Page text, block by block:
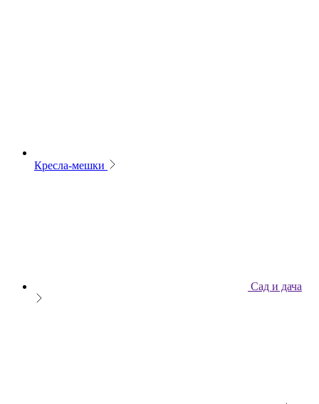
Кресла-мешки
Сад и дача